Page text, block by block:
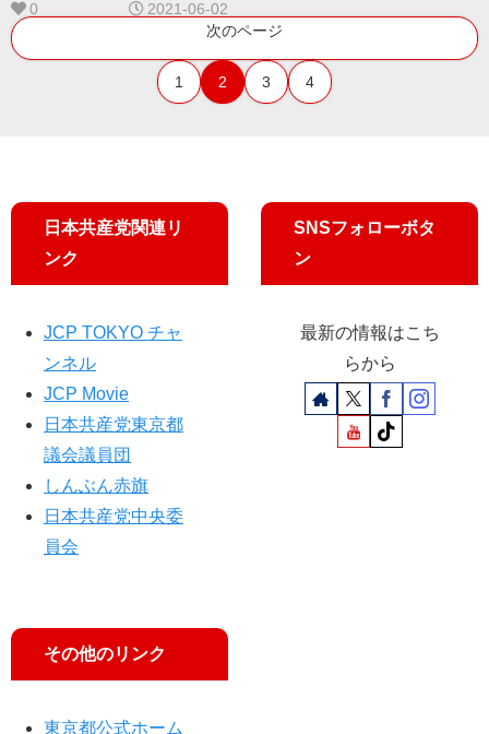
予定候補（３６）現 有力
９氏 白熱の争い
0 2021-06-02
次のページ
1 2 3 4
日本共産党関連リ
ンク
JCP TOKYO チャ
ンネル
JCP Movie
日本共産党東京都
議会議員団
しんぶん赤旗
日本共産党中央委
員会
その他のリンク
東京都公式ホーム
SNSフォローボタ
ン
最新の情報はこち
らから